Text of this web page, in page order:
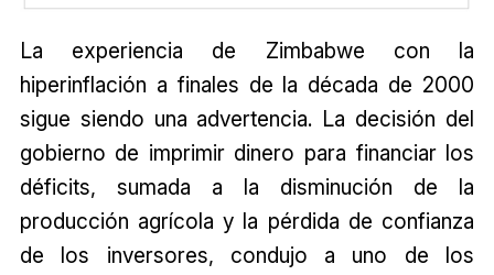
La experiencia de Zimbabwe con la
hiperinflación a finales de la década de 2000
sigue siendo una advertencia. La decisión del
gobierno de imprimir dinero para financiar los
déficits, sumada a la disminución de la
producción agrícola y la pérdida de confianza
de los inversores, condujo a uno de los